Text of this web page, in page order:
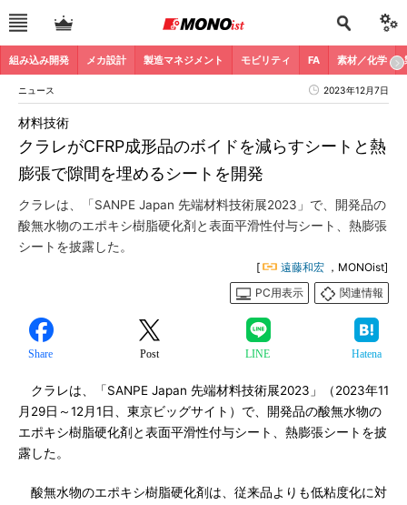
組み込み開発 メカ設計 製造マネジメント モビリティ FA 素材／化学
ニュース 2023年12月7日
クラレがCFRP成形品のボイドを減らすシートと熱
膨張で隙間を埋めるシートを開発
材料技術
クラレは、「SANPE Japan 先端材料技術展2023」で、開発品の
酸無水物のエポキシ樹脂硬化剤と表面平滑性付与シート、熱膨張
シートを披露した。
[ 遠藤和宏 ，MONOist]
PC用表示
関連情報
Share Post LINE Hatena
クラレは、「SANPE Japan 先端材料技術展2023」（2023年11
月29日～12月1日、東京ビッグサイト）で、開発品の酸無水物の
エポキシ樹脂硬化剤と表面平滑性付与シート、熱膨張シートを披
露した。
酸無水物のエポキシ樹脂硬化剤は、従来品よりも低粘度化に対